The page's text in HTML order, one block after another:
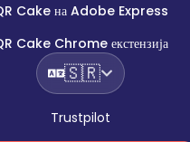
Cake на Adobe Express
Cake Chrome екстензија
🇸🇷
Trustpilot